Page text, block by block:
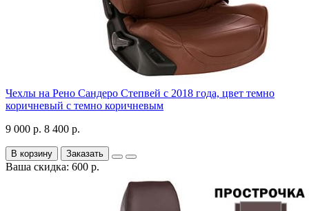
Чехлы на Рено Сандеро Степвей с 2018 года, цвет темно
коричневый с темно коричневым
9 000 р. 8 400 р.
В корзину Заказать
Ваша скидка: 600 р.